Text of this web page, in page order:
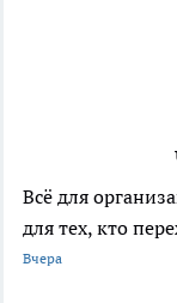
Всё для
для тех, кто
Вчера